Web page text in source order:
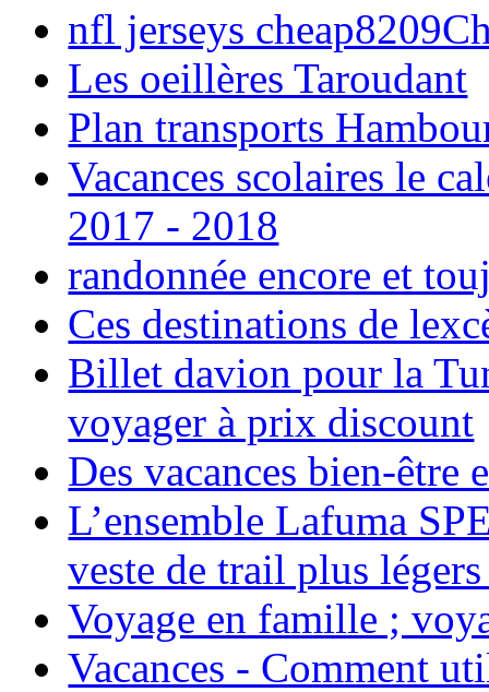
nfl jerseys
Les oeillères Taroudant
Plan transports
Vacances scolaires le
2017 - 2018
randonnée encore et
Ces destinations de
Billet davion pour la
voyager à prix discount
Des vacances bien-être
L’ensemble Lafuma
veste de trail plus
Voyage en famille ;
Vacances - Comment